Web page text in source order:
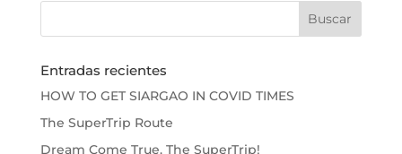
Entradas recientes
HOW TO GET SIARGAO IN COVID TIMES
The SuperTrip Route
Dream Come True. The SuperTrip!